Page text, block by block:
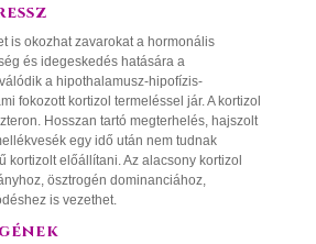
is okozhat zavarokat a hormonális
és idegeskedés hatására a
a hipothalamusz-hipofízis-
fokozott kortizol termeléssel jár. A kortizol
Hosszan tartó megterhelés, hajszolt
egy idő után nem tudnak
kortizolt előállítani. Az alacsony kortizol
ösztrogén dominanciához,
is vezethet.